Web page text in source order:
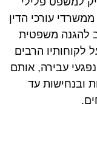
עורכי הדין
להגנה משפטית
לקוחותיו הרבים
עבירה, אותם
ובנחישות עד